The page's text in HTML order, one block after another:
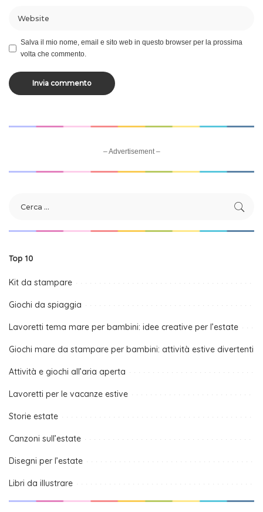
Salva il mio nome, email e sito web in questo browser per la prossima
volta che commento.
– Advertisement –
Top 10
Kit da stampare
Giochi da spiaggia
Lavoretti tema mare per bambini: idee creative per l’estate
Giochi mare da stampare per bambini: attività estive divertenti
Attività e giochi all’aria aperta
Lavoretti per le vacanze estive
Storie estate
Canzoni sull’estate
Disegni per l’estate
Libri da illustrare